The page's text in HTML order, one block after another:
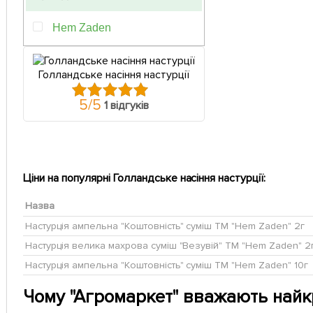
Hem Zaden
Голландське насіння настурції
5/5 1 відгуків
Ціни на популярні Голландське насіння настурції:
Назва
Настурція ампельна "Коштовність" суміш ТМ "Hem Zaden" 2г
Настурція велика махрова суміш "Везувій" ТМ "Hem Zaden"
Настурція ампельна "Коштовність" суміш ТМ "Hem Zaden" 10г
Чому "Агромаркет" вважають